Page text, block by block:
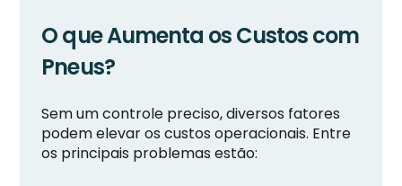
O que Aumenta os Custos com
Pneus?
Sem um controle preciso, diversos fatores
podem elevar os custos operacionais. Entre
os principais problemas estão: